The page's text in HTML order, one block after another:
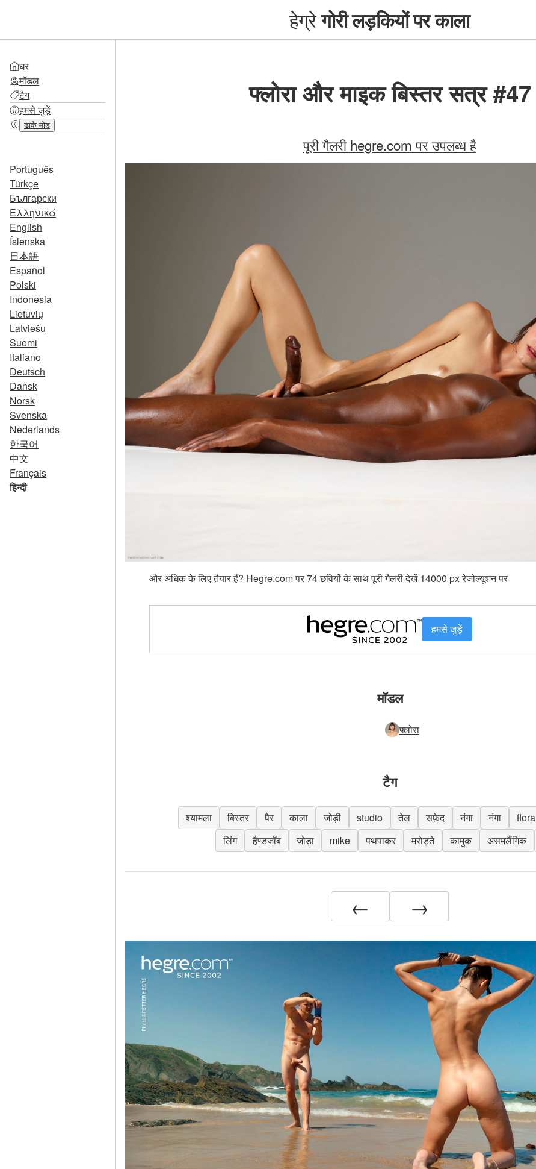
हेग्रेगोरी लड़कियों पर काला
घर
मॉडल
टैग
हमसे जुड़ें
डार्क मोड
Português
Türkçe
Български
Ελληνικά
English
Íslenska
日本語
Español
Polski
Indonesia
Lietuvių
Latviešu
Suomi
Italiano
Deutsch
Dansk
Norsk
Svenska
Nederlands
한국어
中文
Français
हिन्दी
फ्लोरा और माइक बिस्तर सत्र #47
पूरी गैलरी hegre.com पर उपलब्ध है
और अधिक के लिए तैयार हैं? Hegre.com पर 74 छवियों के साथ पूरी गैलरी देखें 14000 px रेजोल्यूशन पर
हमसे जुड़ें
मॉडल
फ्लोरा
टैग
श्यामला बिस्तर पैर काला जोड़ी studio तेल सफ़ेद नंगा नंगा flora
लिंग
हैण्डजॉब जोड़ा mike पथपाकर मरोड़ते कामुक असमलैंगिक
← →